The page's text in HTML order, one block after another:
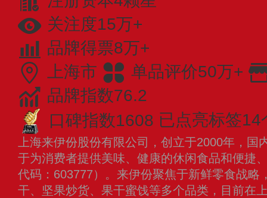
关注度15万+
品牌得票8万+
上海市
单品评价50万+
品牌指数76.2
口碑指数1608 已点亮标签14
上海来伊份股份有限公司，创立于2000年，
于为消费者提供美味、健康的休闲食品和便捷
代码：603777）。来伊份聚焦于新鲜零食战略
干、坚果炒货、果干蜜饯等多个品类，目前在